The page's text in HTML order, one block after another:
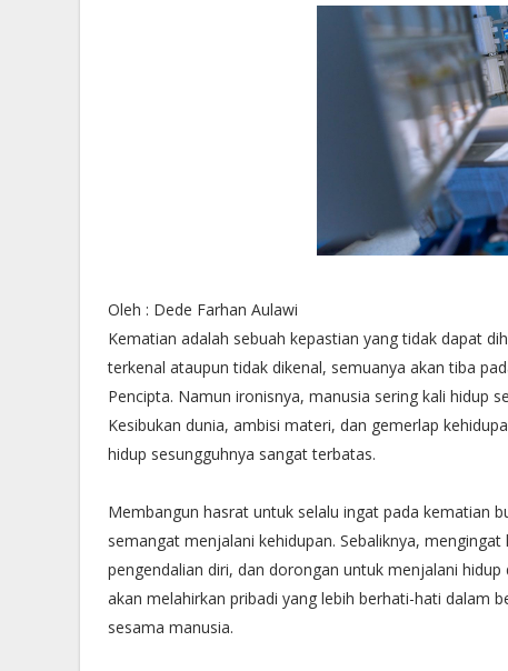
Oleh : Dede Farhan Aulawi
Kematian adalah sebuah kepastian yang tidak dapat
terkenal ataupun tidak dikenal, semuanya akan tiba
Pencipta. Namun ironisnya, manusia sering kali hidup
Kesibukan dunia, ambisi materi, dan gemerlap
hidup sesungguhnya sangat terbatas.
Membangun hasrat untuk selalu ingat pada kematian
semangat menjalani kehidupan. Sebaliknya,
pengendalian diri, dan dorongan untuk menjalani
akan melahirkan pribadi yang lebih berhati-hati dalam
sesama manusia.